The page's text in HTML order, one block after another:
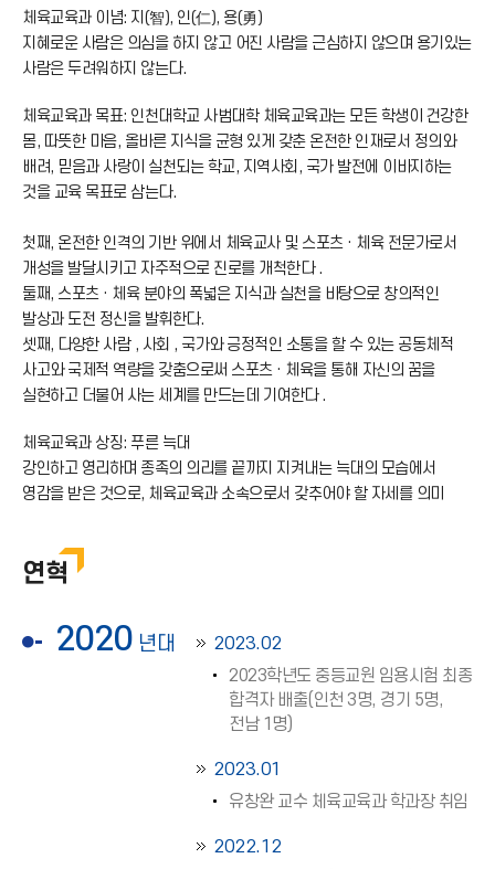
체육교육과 이념: 지(智), 인(仁), 용(勇)
지혜로운 사람은 의심을 하지 않고 어진 사람을 근심하지 않으며 용기있는
사람은 두려워하지 않는다.
체육교육과 목표: 인천대학교 사범대학 체육교육과는 모든 학생이 건강한
몸, 따뜻한 마음, 올바른 지식을 균형 있게 갖춘 온전한 인재로서 정의와
배려, 믿음과 사랑이 실천되는 학교, 지역사회, 국가 발전에 이바지하는
것을 교육 목표로 삼는다.
첫째, 온전한 인격의 기반 위에서 체육교사 및 스포츠 · 체육 전문가로서
개성을 발달시키고 자주적으로 진로를 개척한다 .
둘째, 스포츠 · 체육 분야의 폭넓은 지식과 실천을 바탕으로 창의적인
발상과 도전 정신을 발휘한다.
셋째, 다양한 사람 , 사회 , 국가와 긍정적인 소통을 할 수 있는 공동체적
사고와 국제적 역량을 갖춤으로써 스포츠 · 체육을 통해 자신의 꿈을
실현하고 더불어 사는 세계를 만드는데 기여한다 .
체육교육과 상징: 푸른 늑대
강인하고 영리하며 종족의 의리를 끝까지 지켜내는 늑대의 모습에서
영감을 받은 것으로, 체육교육과 소속으로서 갖추어야 할 자세를 의미
연혁
2020 년대
2023.02
2023학년도 중등교원 임용시험 최종
합격자 배출(인천 3명, 경기 5명,
전남 1명)
2023.01
유창완 교수 체육교육과 학과장 취임
2022.12